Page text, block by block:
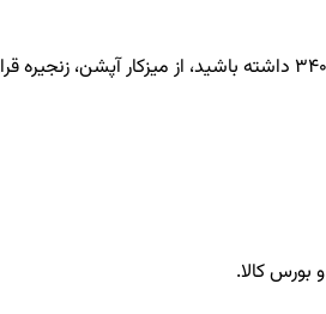
داشته باشید، از میزکار آپشن، زنجیره